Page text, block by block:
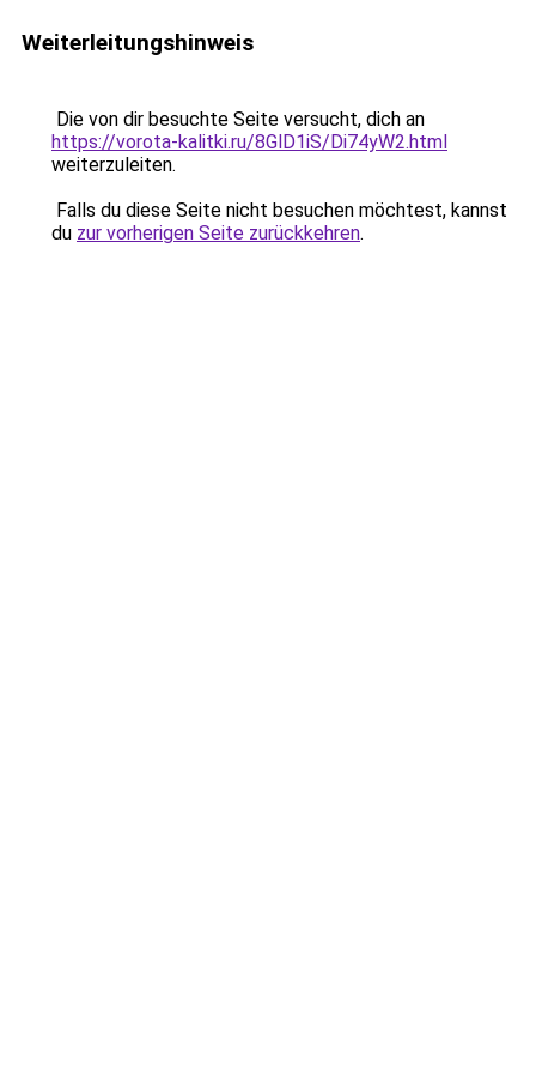
Weiterleitungshinweis
Die von dir besuchte Seite versucht, dich an
https://vorota-kalitki.ru/8GlD1iS/Di74yW2.html
weiterzuleiten.
Falls du diese Seite nicht besuchen möchtest, kannst
du zur vorherigen Seite zurückkehren.